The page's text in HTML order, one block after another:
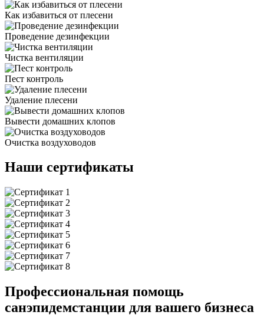
Как избавиться от плесени
Проведение дезинфекции
Чистка вентиляции
Пест контроль
Удаление плесени
Вывести домашних клопов
Очистка воздуховодов
Наши сертификаты
Профессиональная помощь
санэпидемстанции для вашего бизнеса